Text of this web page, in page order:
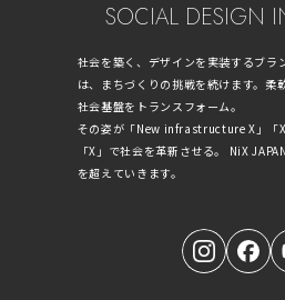
SOCIAL DESIGN
社会を築く、デザインを実装するブラ
は、まちづくりの挑戦を続けます。柔
社会基盤をトランスフォーム。
その姿が「New infrastructure X」「X
「X」で社会を革新させる。 NiX
を超えていきます。